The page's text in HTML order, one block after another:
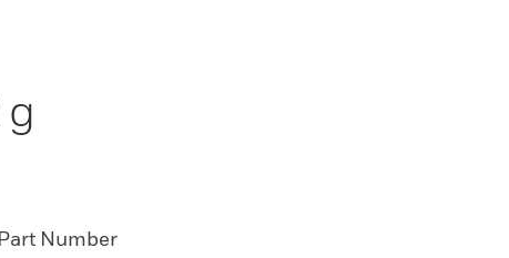
Part Number